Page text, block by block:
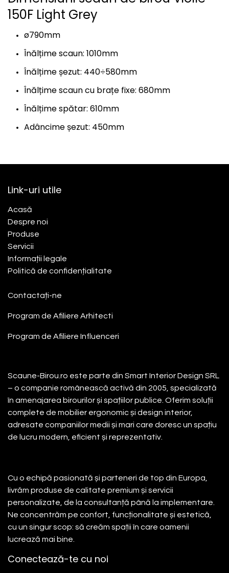
150F Light Grey
ø790mm
Înălțime scaun: 1010mm
Înălțime șezut: 440÷580mm
Înălțime scaun cu brațe fixe: 680mm
Înălțime spătar: 610mm
Adâncime șezut: 450mm
Link-uri utile
Acasă​
Despre noi
Produse
Servicii
Informații legale
Politică de confidențialitate
Contactați-ne
Program de Afiliere Arhitecti
Program de Afiliere Influenceri
Scaune-Birou.ro este parte din Smart Interior Design SRL
– o companie românească activă din 2005, specializată
în amenajarea birourilor și spațiilor publice. Oferim soluții
complete de mobilier ergonomic și design interior,
adresate companiilor medii și mari care doresc un spațiu
de lucru modern, eficient și reprezentativ.
Cu o echipă pasionată și parteneri de top din Europa,
livrăm produse de calitate premium și servicii
personalizate, de la consultanță până la implementare.
Ne concentrăm pe confort, funcționalitate și estetică,
cu un singur scop: să creăm spații în care oamenii
lucrează mai bine.
Conectează-te cu noi